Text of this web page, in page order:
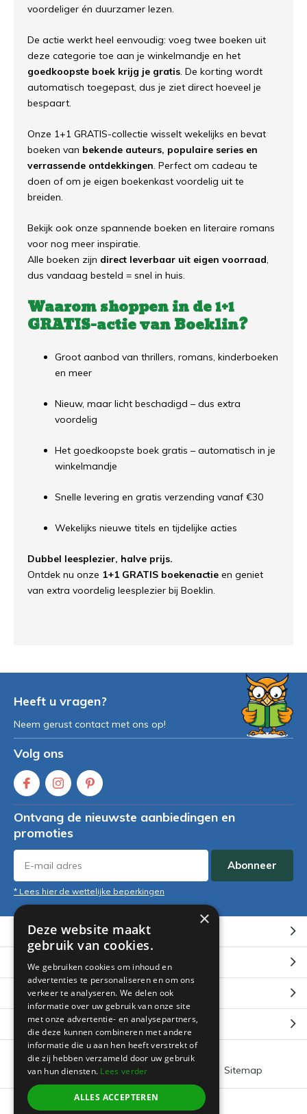
voordeliger én duurzamer lezen.
De actie werkt heel eenvoudig: voeg twee boeken uit
deze categorie toe aan je winkelmandje en het
goedkoopste boek krijg je gratis. De korting wordt
automatisch toegepast, dus je ziet direct hoeveel je
bespaart.
Onze 1+1 GRATIS-collectie wisselt wekelijks en bevat
boeken van bekende auteurs, populaire series en
verrassende ontdekkingen. Perfect om cadeau te
doen of om je eigen boekenkast voordelig uit te
breiden.
Bekijk ook onze spannende boeken en literaire romans
voor nog meer inspiratie.
Alle boeken zijn direct leverbaar uit eigen voorraad,
dus vandaag besteld = snel in huis.
Waarom shoppen in de 1+1
GRATIS-actie van Boeklin?
Groot aanbod van thrillers, romans, kinderboeken
en meer
Nieuw, maar licht beschadigd – dus extra
voordelig
Het goedkoopste boek gratis – automatisch in je
winkelmandje
Snelle levering en gratis verzending vanaf €30
Wekelijks nieuwe titels en tijdelijke acties
Dubbel leesplezier, halve prijs.
Ontdek nu onze 1+1 GRATIS boekenactie en geniet
van extra voordelig leesplezier bij Boeklin.
Heeft u vragen?
Neem gerust contact met ons op!
Volg ons
Ontvang de nieuwste aanbiedingen en
promoties
Abonneer
* Lees hier de wettelijke beperkingen
Klantenservice
Mijn account
Categorieën
Contact
© 2026 -Boeklin
Algemene voorwaarden Sitemap
×
Deze website maakt
gebruik van cookies.
We gebruiken cookies om inhoud en
advertenties te personaliseren en om ons
verkeer te analyseren. We delen ook
informatie over uw gebruik van onze site
met onze advertentie- en analysepartners,
die deze kunnen combineren met andere
informatie die u aan hen heeft verstrekt of
die zij hebben verzameld door uw gebruik
van hun diensten. Lees verder
ALLES ACCEPTEREN